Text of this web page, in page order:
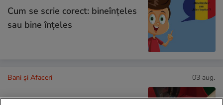
Cum se scrie corect: bineînțeles
sau bine înțeles
Bani și Afaceri 03 aug.